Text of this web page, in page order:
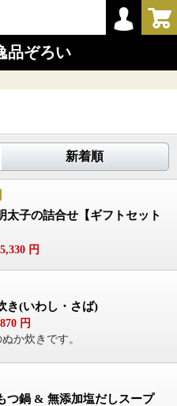
品ぞろい
新着順
太子の詰合せ【ギフトセット
5,330 円
き(いわし・さば)
870 円
か炊きです。
つ鍋 & 無添加塩だしスープ